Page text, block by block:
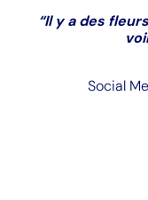
“Il y a des
Social